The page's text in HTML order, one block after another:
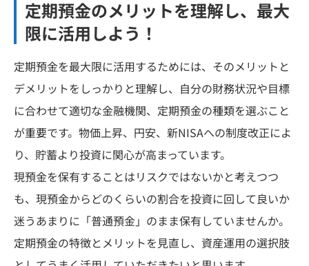
定期預金のメリットを理解し、最大
限に活用しよう！
定期預金を最大限に活用するためには、そのメリットと
デメリットをしっかりと理解し、自分の財務状況や目標
に合わせて適切な金融機関、定期預金の種類を選ぶこと
が重要です。物価上昇、円安、新NISAへの制度改正によ
り、貯蓄より投資に関心が高まっています。
現預金を保有することはリスクではないかと考えつつ
も、現預金からどのくらいの割合を投資に回して良いか
迷うあまりに「普通預金」のまま保有していませんか。
定期預金の特徴とメリットを見直し、資産運用の選択肢